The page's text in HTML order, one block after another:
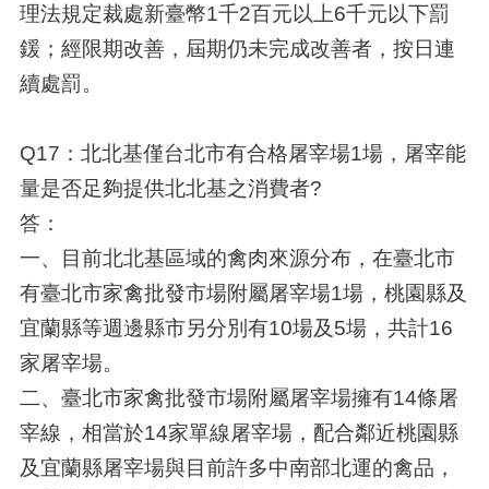
理法規定裁處新臺幣1千2百元以上6千元以下罰
鍰；經限期改善，屆期仍未完成改善者，按日連
續處罰。
Q17：北北基僅台北市有合格屠宰場1場，屠宰能
量是否足夠提供北北基之消費者?
答：
一、目前北北基區域的禽肉來源分布，在臺北市
有臺北市家禽批發市場附屬屠宰場1場，桃園縣及
宜蘭縣等週邊縣市另分別有10場及5場，共計16
家屠宰場。
二、臺北市家禽批發市場附屬屠宰場擁有14條屠
宰線，相當於14家單線屠宰場，配合鄰近桃園縣
及宜蘭縣屠宰場與目前許多中南部北運的禽品，